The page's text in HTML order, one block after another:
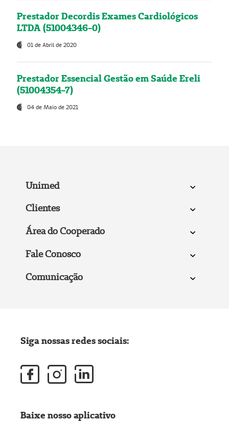
Prestador Decordis Exames Cardiológicos
LTDA (51004346-0)
01 de Abril de 2020
Prestador Essencial Gestão em Saúde Ereli
(51004354-7)
04 de Maio de 2021
Unimed
Clientes
Área do Cooperado
Fale Conosco
Comunicação
Siga nossas redes sociais:
Baixe nosso aplicativo